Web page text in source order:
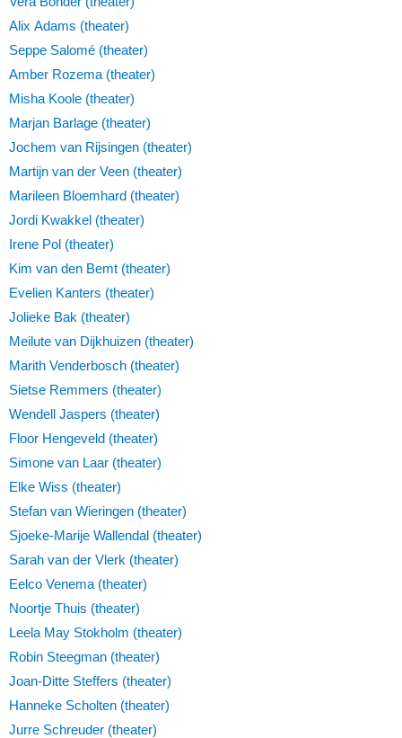
Alix Adams (theater)
Seppe Salomé (theater)
Amber Rozema (theater)
Misha Koole (theater)
Marjan Barlage (theater)
Jochem van Rijsingen (theater)
Martijn van der Veen (theater)
Marileen Bloemhard (theater)
Jordi Kwakkel (theater)
Irene Pol (theater)
Kim van den Bemt (theater)
Evelien Kanters (theater)
Jolieke Bak (theater)
Meilute van Dijkhuizen (theater)
Marith Venderbosch (theater)
Sietse Remmers (theater)
Wendell Jaspers (theater)
Floor Hengeveld (theater)
Simone van Laar (theater)
Elke Wiss (theater)
Stefan van Wieringen (theater)
Sjoeke-Marije Wallendal (theater)
Sarah van der Vlerk (theater)
Eelco Venema (theater)
Noortje Thuis (theater)
Leela May Stokholm (theater)
Robin Steegman (theater)
Joan-Ditte Steffers (theater)
Hanneke Scholten (theater)
Jurre Schreuder (theater)